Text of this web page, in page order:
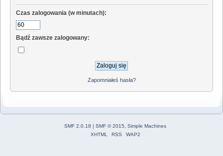
Czas zalogowania (w minutach):
Bądź zawsze zalogowany:
Zapomniałeś hasła?
SMF 2.0.18 SMF © 2015, Simple Machines
XHTML
RSS WAP2